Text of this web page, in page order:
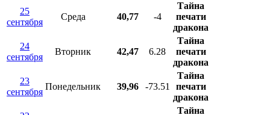
25
сентября
Среда 40,77 -4
Тайна
печати
дракона
24
сентября
Вторник 42,47 6.28
Тайна
печати
дракона
23
сентября
Понедельник 39,96 -73.51
Тайна
печати
дракона
Тайна